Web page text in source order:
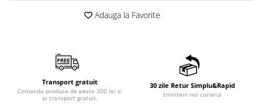
Adauga la Favorite
Transport gratuit
Comanda produse de peste 300 lei si
ai transport gratuit.
30 zile Retur Simplu&Rapid
trimitem noi curierul